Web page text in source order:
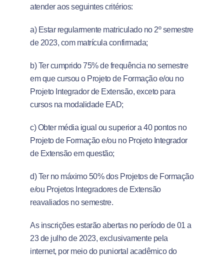
atender aos seguintes critérios:
a) Estar regularmente matriculado no 2º semestre
de 2023, com matrícula confirmada;
b) Ter cumprido 75% de frequência no semestre
em que cursou o Projeto de Formação e/ou no
Projeto Integrador de Extensão, exceto para
cursos na modalidade EAD;
c) Obter média igual ou superior a 40 pontos no
Projeto de Formação e/ou no Projeto Integrador
de Extensão em questão;
d) Ter no máximo 50% dos Projetos de Formação
e/ou Projetos Integradores de Extensão
reavaliados no semestre.
As inscrições estarão abertas no período de 01 a
23 de julho de 2023, exclusivamente pela
internet, por meio do puniortal acadêmico do